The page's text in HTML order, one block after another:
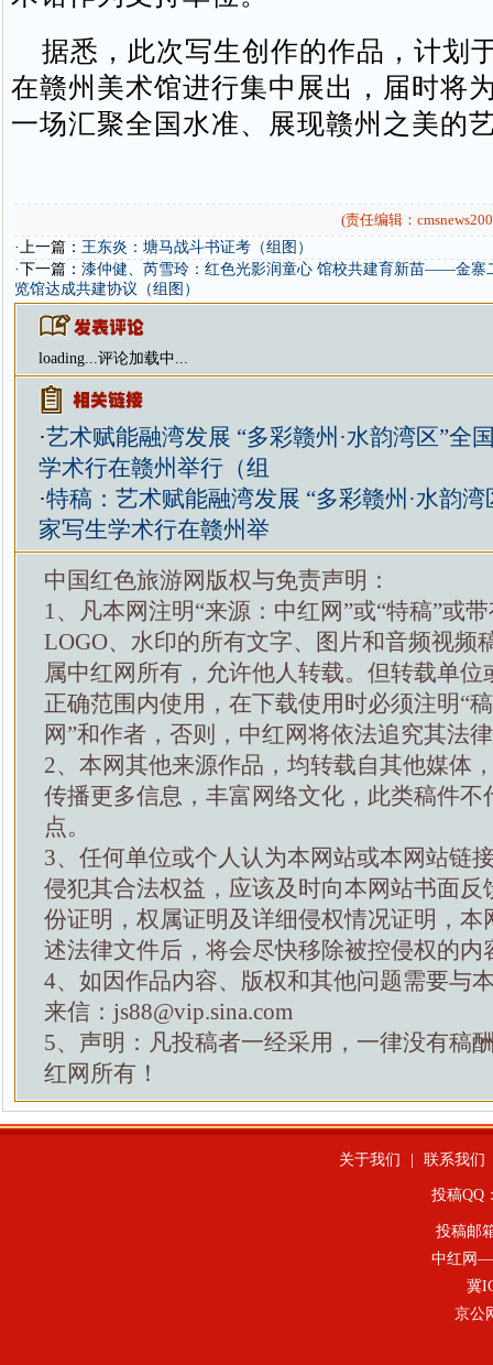
据悉，此次写生创作的作品，计划
在赣州美术馆进行集中展出，届时将
一场汇聚全国水准、展现赣州之美的
(责任编辑：
·上一篇： 王东炎：塘马战斗书证考（组图）
·下一篇： 漆仲健、芮雪玲：红色光影润童心 馆校共建育新苗——金寨
览馆达成共建协议（组图）
loading...评论加载中...
·艺术赋能融湾发展 “多彩赣州·水韵湾区”全
学术行在赣州举行（组
·特稿：艺术赋能融湾发展 “多彩赣州·水韵湾
家写生学术行在赣州举
中国红色旅游网版权与免责声明：
1、凡本网注明“来源：中红网”或“特稿”或
LOGO、水印的所有文字、图片和音频视频
属中红网所有，允许他人转载。但转载单位
正确范围内使用，在下载使用时必须注明“
网”和作者，否则，中红网将依法追究其法
2、本网其他来源作品，均转载自其他媒体
传播更多信息，丰富网络文化，此类稿件不
点。
3、任何单位或个人认为本网站或本网站链
侵犯其合法权益，应该及时向本网站书面反
份证明，权属证明及详细侵权情况证明，本
述法律文件后，将会尽快移除被控侵权的内
4、如因作品内容、版权和其他问题需要与
来信：js88@vip.sina.com
5、声明：凡投稿者一经采用，一律没有稿
红网所有！
关于我们 联系我们
投稿QQ
投稿邮
中红网—
冀
京公